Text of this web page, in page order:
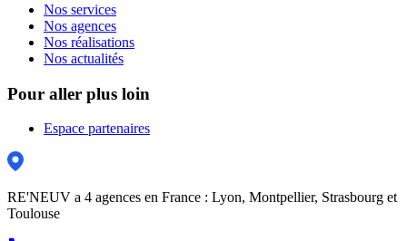
Nos services
Nos agences
Nos réalisations
Nos actualités
Pour aller plus loin
Espace partenaires
RE'NEUV a 4 agences en France : Lyon, Montpellier, Strasbourg et
Toulouse